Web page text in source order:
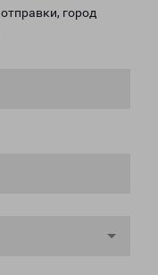
город